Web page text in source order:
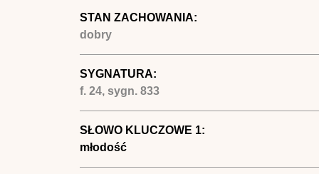
STAN ZACHOWANIA:
dobry
SYGNATURA:
f. 24, sygn. 833
SŁOWO KLUCZOWE 1:
młodość